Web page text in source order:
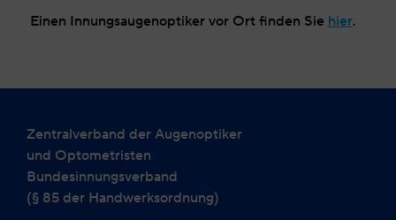
Einen Innungsaugenoptiker vor Ort finden Sie hier.
Zentralverband der Augenoptiker
und Optometristen
Bundesinnungsverband
(§ 85 der Handwerksordnung)